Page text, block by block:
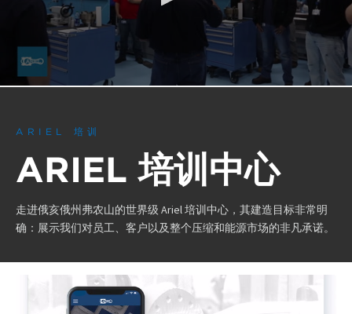
0
seconds
ARIEL 培训
ARIEL 培训中心
走进俄亥俄州弗农山的世界级 Ariel 培训中心，其建造目标非常明
确：展示我们对员工、客户以及整个压缩和能源市场的非凡承诺。